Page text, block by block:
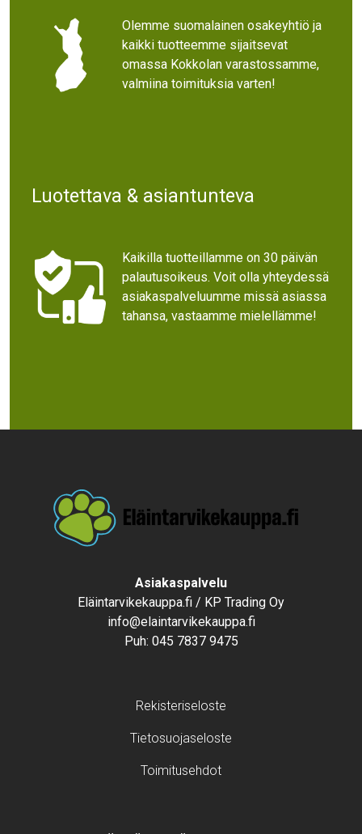
Olemme suomalainen osakeyhtiö ja
kaikki tuotteemme sijaitsevat
omassa Kokkolan varastossamme,
valmiina toimituksia varten!
Luotettava & asiantunteva
Kaikilla tuotteillamme on 30 päivän
palautusoikeus. Voit olla yhteydessä
asiakaspalveluumme missä asiassa
tahansa, vastaamme mielellämme!
Asiakaspalvelu
Eläintarvikekauppa.fi / KP Trading Oy
info@elaintarvikekauppa.fi
Puh: 045 7837 9475
Rekisteriseloste
Tietosuojaseloste
Toimitusehdot